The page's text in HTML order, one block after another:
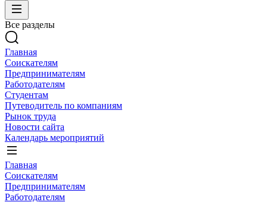
Все разделы
Главная
Соискателям
Предпринимателям
Работодателям
Студентам
Путеводитель по компаниям
Рынок труда
Новости сайта
Календарь мероприятий
Главная
Соискателям
Предпринимателям
Работодателям